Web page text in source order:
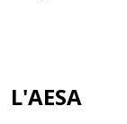
L'AESA